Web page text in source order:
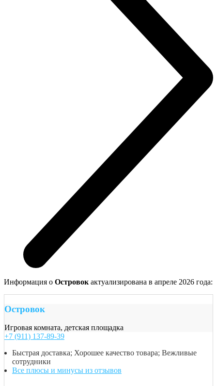
Информация о Островок актуализирована в апреле 2026 года:
Островок
Игровая комната, детская площадка
+7 (911) 137-89-39
Быстрая доставка; Хорошее качество товара; Вежливые
сотрудники
Все плюсы и минусы из отзывов